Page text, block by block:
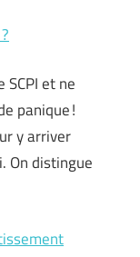
et ne
panique !
y arriver
On distingue